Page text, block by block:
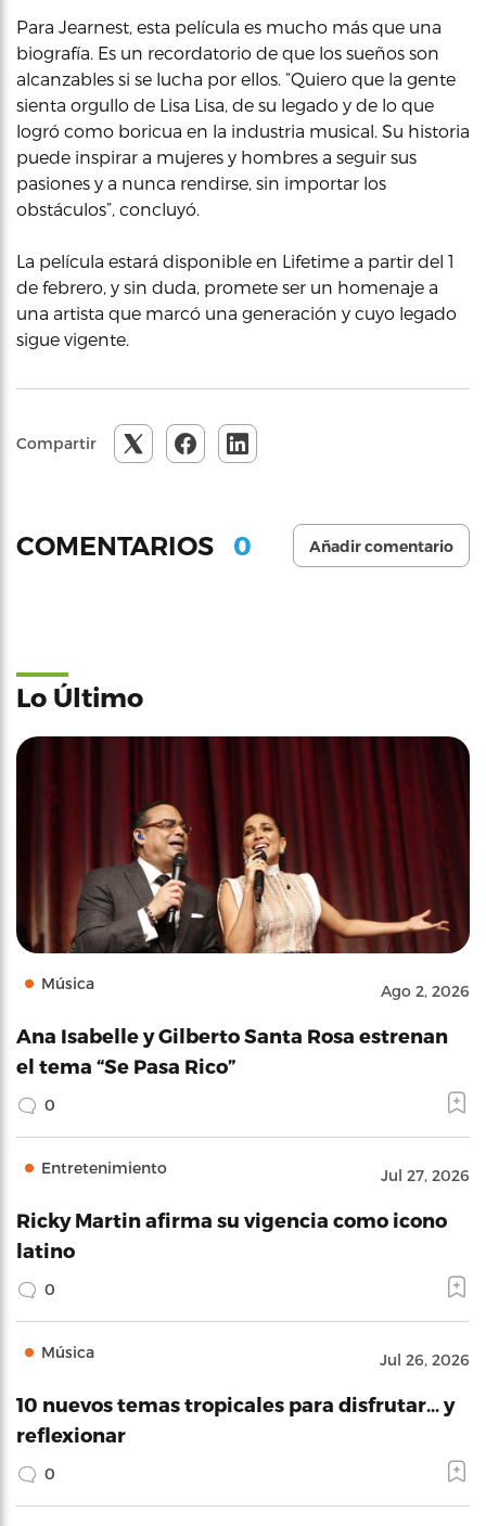
Para Jearnest, esta película es mucho más que una
biografía. Es un recordatorio de que los sueños son
alcanzables si se lucha por ellos. “Quiero que la gente
sienta orgullo de Lisa Lisa, de su legado y de lo que
logró como boricua en la industria musical. Su historia
puede inspirar a mujeres y hombres a seguir sus
pasiones y a nunca rendirse, sin importar los
obstáculos”, concluyó.
La película estará disponible en Lifetime a partir del 1
de febrero, y sin duda, promete ser un homenaje a
una artista que marcó una generación y cuyo legado
sigue vigente.
Compartir
COMENTARIOS 0 Añadir comentario
Lo Último
Música Ago 2, 2026
Ana Isabelle y Gilberto Santa Rosa estrenan
el tema “Se Pasa Rico”
0
Entretenimiento Jul 27, 2026
Ricky Martin afirma su vigencia como icono
latino
0
Música Jul 26, 2026
10 nuevos temas tropicales para disfrutar… y
reflexionar
0